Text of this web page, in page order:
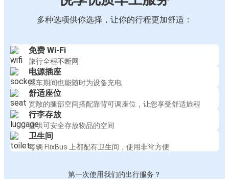
多种选项供你选择，让你的行程更加舒适：
免费 Wi-Fi
旅行全程不断网
电源插座
乘车期间也能随时为设备充电
舒适座位
宽敞的腿部空间搭配靠背可调座位，让您享受舒适旅程
行李存放
提供可安全存放物品的空间
卫生间
每辆 FlixBus 上都配有卫生间，使用非常方便
第一次使用我们的出行服务？